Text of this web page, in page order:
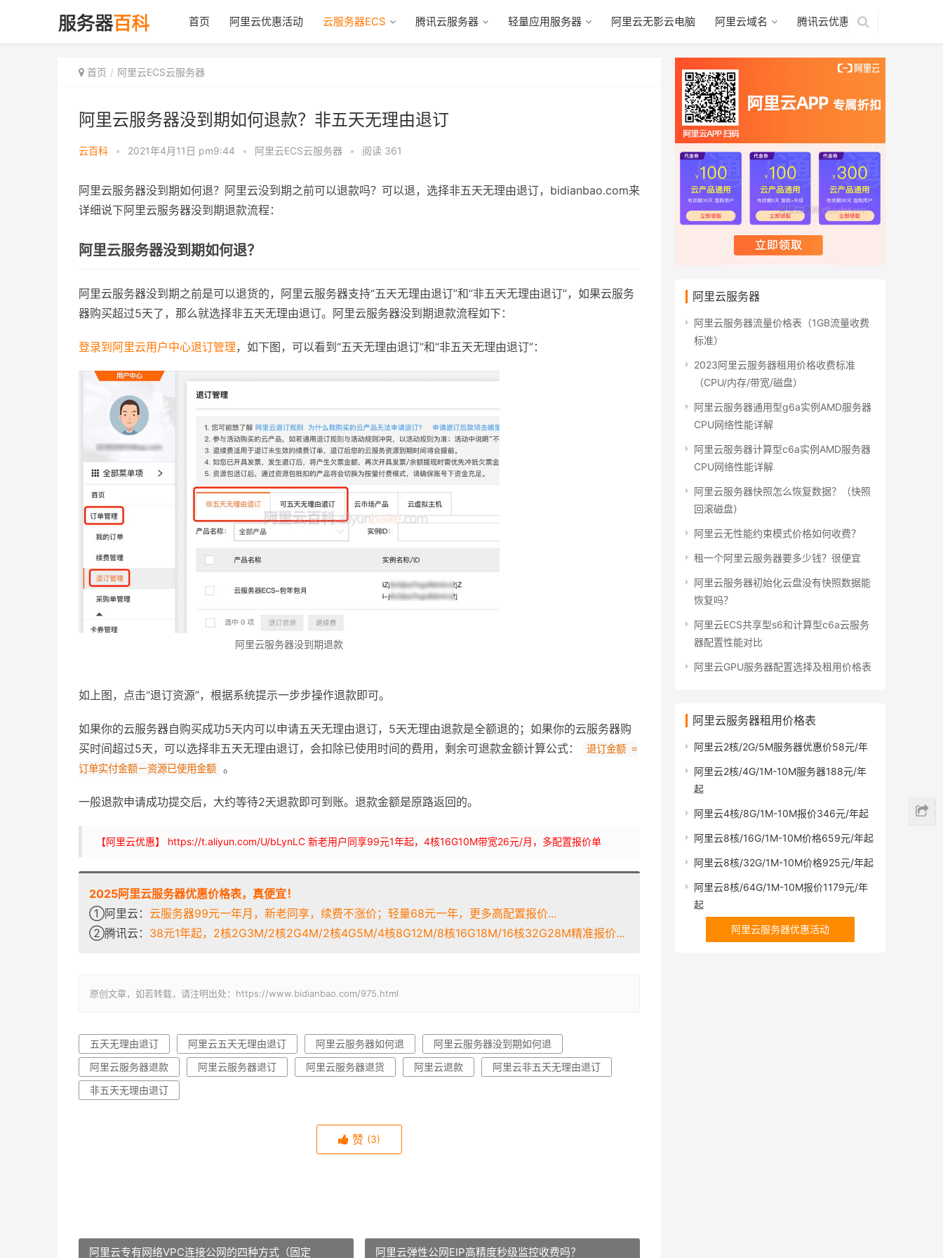
首页 阿里云优惠活动 云服务器ECS 腾讯云服务器 轻量应用服务器 阿里云无影云电脑 阿里云域名 腾讯云优惠
首页 阿里云ECS云服务器
阿里云服务器没到期如何退款？非五天无理由退订
云百科 • 2021年4月11日 pm9:44 • 阿里云ECS云服务器 • 阅读 361
阿里云服务器没到期如何退？阿里云没到期之前可以退款吗？可以退，选择非五天无理由退订，bidianbao.com来
详细说下阿里云服务器没到期退款流程：
阿里云服务器没到期如何退？
阿里云服务器没到期之前是可以退货的，阿里云服务器支持“五天无理由退订”和“非五天无理由退订”，如果云服务
器购买超过5天了，那么就选择非五天无理由退订。阿里云服务器没到期退款流程如下：
登录到阿里云用户中心退订管理，如下图，可以看到“五天无理由退订”和“非五天无理由退订”：
阿里云服务器没到期退款
如上图，点击“退订资源”，根据系统提示一步步操作退款即可。
如果你的云服务器自购买成功5天内可以申请五天无理由退订，5天无理由退款是全额退的；如果你的云服务器购
买时间超过5天，可以选择非五天无理由退订，会扣除已使用时间的费用，剩余可退款金额计算公式：
退订金额 =
订单实付金额－资源已使用金额
。
一般退款申请成功提交后，大约等待2天退款即可到账。退款金额是原路返回的。
【阿里云优惠】 https://t.aliyun.com/U/bLynLC 新老用户同享99元1年起，4核16G10M带宽26元/月，多配置报价单
2025阿里云服务器优惠价格表，真便宜！
①阿里云： 云服务器99元一年月，新老同享，续费不涨价；轻量68元一年，更多高配置报价...
②腾讯云： 38元1年起，2核2G3M/2核2G4M/2核4G5M/4核8G12M/8核16G18M/16核32G28M精准报价...
原创文章，如若转载，请注明出处：https://www.bidianbao.com/975.html
五天无理由退订 阿里云五天无理由退订 阿里云服务器如何退
阿里云服务器没到期如何退
阿里云服务器退款
阿里云服务器退订 阿里云服务器退货 阿里云退款
阿里云非五天无理由退订
非五天无理由退订
赞 (3)
阿里云专有网络VPC连接公网的四种方式（固定
阿里云弹性公网EIP高精度秒级监控收费吗？
阿里云服务器
阿里云服务器流量价格表（1GB流量收费
标准）
2023阿里云服务器租用价格收费标准
（CPU/内存/带宽/磁盘）
阿里云服务器通用型g6a实例AMD服务器
CPU网络性能详解
阿里云服务器计算型c6a实例AMD服务器
CPU网络性能详解
阿里云服务器快照怎么恢复数据？（快照
回滚磁盘）
阿里云无性能约束模式价格如何收费？
租一个阿里云服务器要多少钱？很便宜
阿里云服务器初始化云盘没有快照数据能
恢复吗？
阿里云ECS共享型s6和计算型c6a云服务
器配置性能对比
阿里云GPU服务器配置选择及租用价格表
阿里云服务器租用价格表
阿里云2核/2G/5M服务器优惠价58元/年
阿里云2核/4G/1M-10M服务器188元/年
起
阿里云4核/8G/1M-10M报价346元/年起
阿里云8核/16G/1M-10M价格659元/年起
阿里云8核/32G/1M-10M价格925元/年起
阿里云8核/64G/1M-10M报价1179元/年
起
阿里云服务器优惠活动